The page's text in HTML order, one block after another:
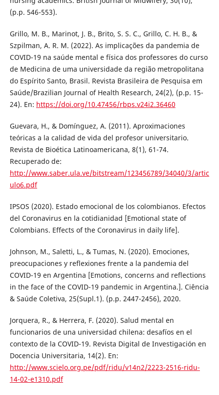
(p.p. 546-553).
Grillo, M. B., Marinot, J. B., Brito, S. S. C., Grillo, C. H. B., &
Szpilman, A. R. M. (2022). As implicações da pandemia de
COVID-19 na saúde mental e física dos professores do curso
de Medicina de uma universidade da região metropolitana
do Espírito Santo, Brasil. Revista Brasileira de Pesquisa em
Saúde/Brazilian Journal of Health Research, 24(2), (p.p. 15-
24). En: https://doi.org/10.47456/rbps.v24i2.36460
Guevara, H., & Domínguez, A. (2011). Aproximaciones
teóricas a la calidad de vida del profesor universitario.
Revista de Bioética Latinoamericana, 8(1), 61-74.
Recuperado de:
http://www.saber.ula.ve/bitstream/123456789/34040/3/artic
ulo6.pdf
IPSOS (2020). Estado emocional de los colombianos. Efectos
del Coronavirus en la cotidianidad [Emotional state of
Colombians. Effects of the Coronavirus in daily life].
Johnson, M., Saletti, L., & Tumas, N. (2020). Emociones,
preocupaciones y reflexiones frente a la pandemia del
COVID-19 en Argentina [Emotions, concerns and reflections
in the face of the COVID-19 pandemic in Argentina.]. Ciência
& Saúde Coletiva, 25(Supl.1). (p.p. 2447-2456), 2020.
Jorquera, R., & Herrera, F. (2020). Salud mental en
funcionarios de una universidad chilena: desafíos en el
contexto de la COVID-19. Revista Digital de Investigación en
Docencia Universitaria, 14(2). En:
http://www.scielo.org.pe/pdf/ridu/v14n2/2223-2516-ridu-
14-02-e1310.pdf